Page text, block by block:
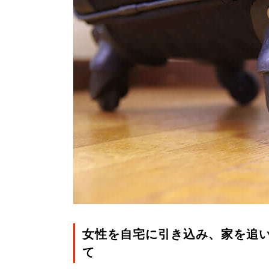
女性を自宅に引き込み、家を追
て